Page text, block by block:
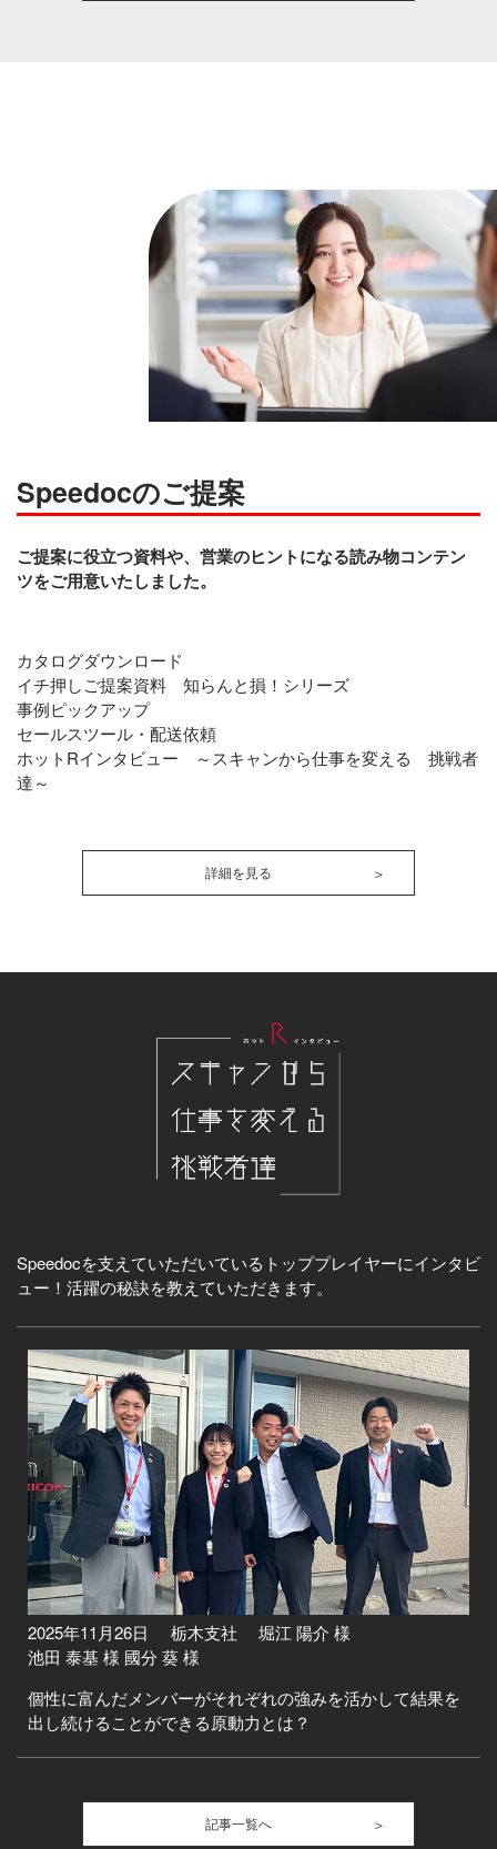
Speedocのご提案
ご提案に役立つ資料や、営業のヒントになる読み物コンテン
ツをご用意いたしました。
カタログダウンロード
イチ押しご提案資料 知らんと損！シリーズ
事例ピックアップ
セールスツール・配送依頼
ホットRインタビュー ～スキャンから仕事を変える 挑戦者
達～
詳細を見る ＞
Speedocを支えていただいているトッププレイヤーにインタビ
ュー！活躍の秘訣を教えていただきます。
2025年11月26日
栃木支社 堀江 陽介 様
池田 泰基 様 國分 葵 様
個性に富んだメンバーがそれぞれの強みを活かして結果を
出し続けることができる原動力とは？
記事一覧へ ＞